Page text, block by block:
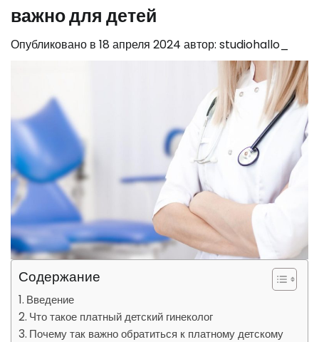
важно для детей
Опубликовано в 18 апреля 2024 автор: studiohallo_
Содержание
Введение
Что такое платный детский гинеколог
Почему так важно обратиться к платному детскому